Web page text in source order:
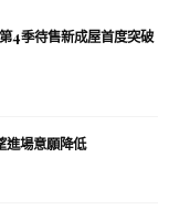
4季待售新成屋首度突破
進場意願降低